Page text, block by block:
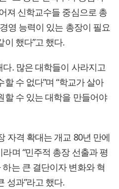
져 신학교수들 중심으로 총
영 능력이 있는 총장이 필요
했다”고 했다.
. 많은 대학들이 사라지고
수 없다”며 “학교가 살아
할 수 있는 대학을 만들어야
자격 확대는 개교 80년 만에
며 “민주적 총장 선출과 평
는 큰 결단이자 변화와 혁
성과”라고 했다.